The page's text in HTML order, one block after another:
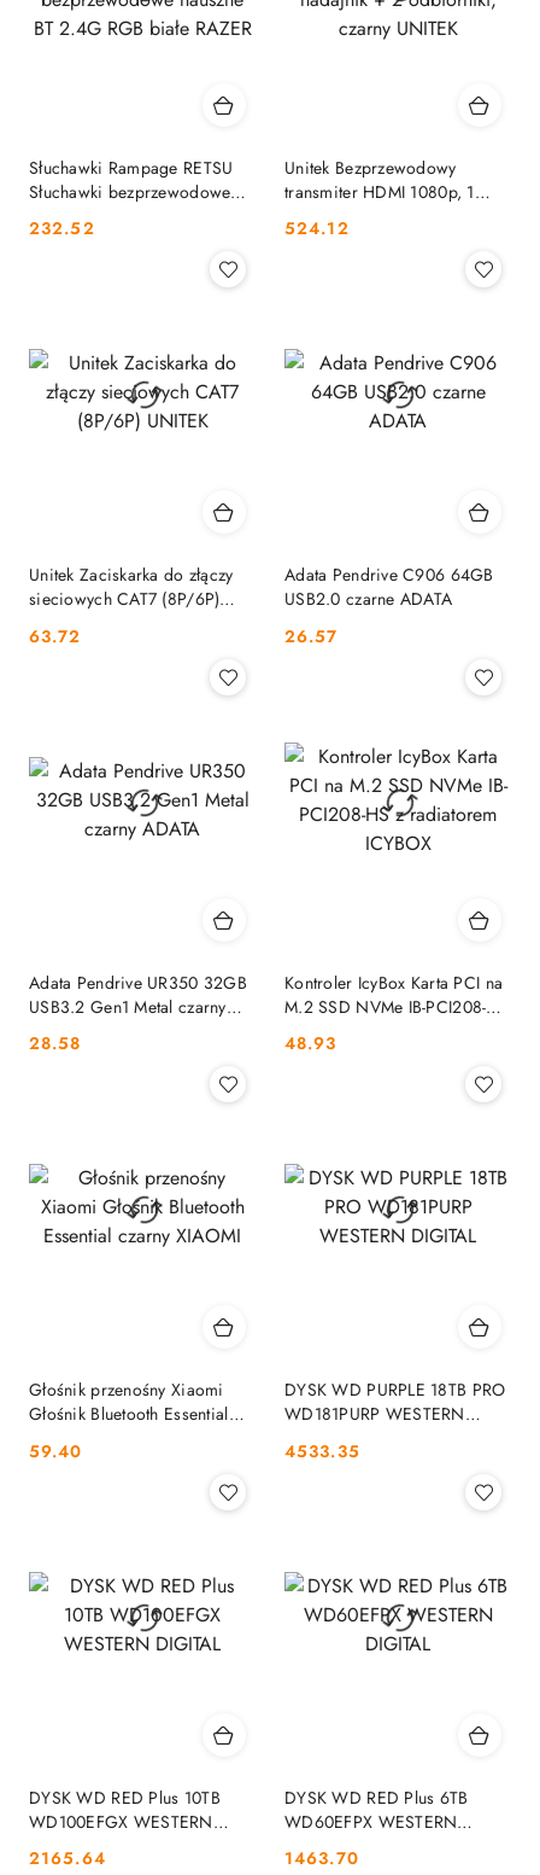
Słuchawki Rampage RETSU
Słuchawki bezprzewodowe
RAZER
Cena:
232.52
Unitek Bezprzewodowy
transmiter HDMI 1080p, 1
czarny UNITEK
Cena:
524.12
Unitek Zaciskarka do złączy
sieciowych CAT7 (8P/6P)
Cena:
63.72
Adata Pendrive C906 64GB
USB2.0 czarne ADATA
Cena:
26.57
Adata Pendrive UR350 32GB
USB3.2 Gen1 Metal czarny
Cena:
28.58
Kontroler IcyBox Karta PCI na
M.2 SSD NVMe IB-PCI208-HS
Cena:
48.93
Głośnik przenośny Xiaomi
Głośnik Bluetooth Essential
Cena:
59.40
DYSK WD PURPLE 18TB PRO
WD181PURP WESTERN
Cena:
4533.35
DYSK WD RED Plus 10TB
WD100EFGX WESTERN
Cena:
2165.64
DYSK WD RED Plus 6TB
WD60EFPX WESTERN
Cena:
1463.70